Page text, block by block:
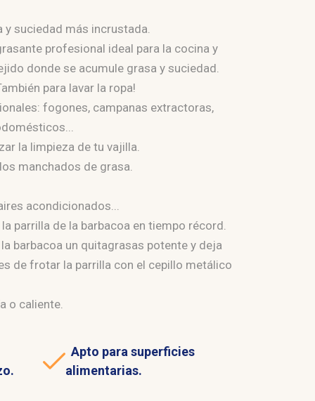
y suciedad más incrustada.
profesional ideal para la cocina y
donde se acumule grasa y suciedad.
para lavar la ropa!
fogones, campanas extractoras,
la limpieza de tu vajilla.
manchados de grasa.
acondicionados...
parrilla de la barbacoa en tiempo récord.
barbacoa un quitagrasas potente y deja
de frotar la parrilla con el cepillo metálico
o caliente.
Apto para superficies
alimentarias.